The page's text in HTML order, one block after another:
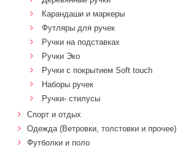
Карандаши и маркеры
Футляры для ручек
Ручки на подставках
Ручки Эко
Ручки с покрытием Soft touch
Наборы ручек
Ручки- стилусы
Спорт и отдых
Одежда (Ветровки, толстовки и прочее)
Футболки и поло